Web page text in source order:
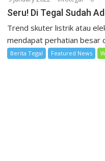
Seru! Di Tegal Sudah
Trend skuter listrik atau
mendapat perhatian besar
Berita Tegal Featured News